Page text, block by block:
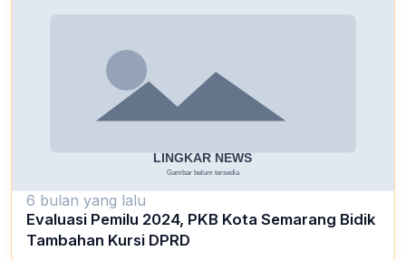
6 bulan yang lalu
Evaluasi Pemilu 2024, PKB Kota Semarang Bidik
Tambahan Kursi DPRD